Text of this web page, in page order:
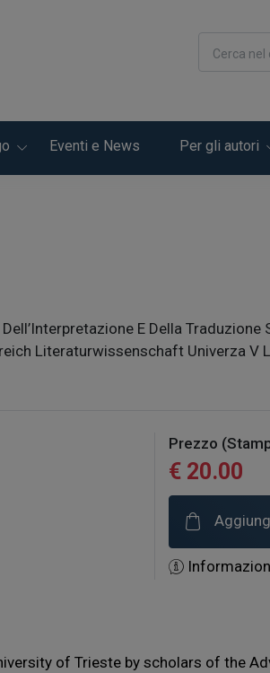
Cerca nel
Eventi e News Per gli autori
E Della Traduzione
Literaturwissenschaft Univerza V
Prezzo
€ 20.00
of Trieste by scholars of the